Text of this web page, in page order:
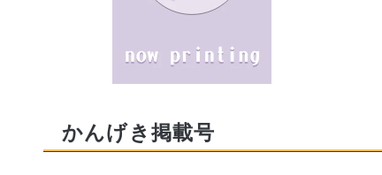
かんげき掲載号